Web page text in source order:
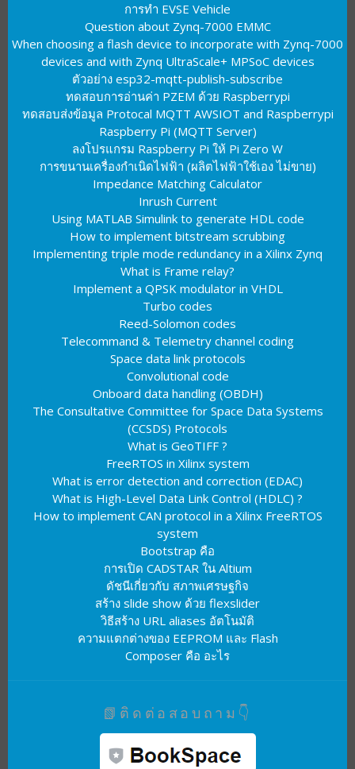
การทำ EVSE Vehicle
Question about Zynq-7000 EMMC
When choosing a flash device to incorporate with Zynq-7000
devices and with Zynq UltraScale+ MPSoC devices
ตัวอย่าง esp32-mqtt-publish-subscribe
ทดสอบการอ่านค่า PZEM ด้วย Raspberrypi
ทดสอบส่งข้อมูล Protocal MQTT AWSIOT and Raspberrypi
Raspberry Pi (MQTT Server)
ลงโปรแกรม Raspberry Pi ให้ Pi Zero W
การขนานเครื่องกำเนิดไฟฟ้า (ผลิตไฟฟ้าใช้เอง ไม่ขาย)
Impedance Matching Calculator
Inrush Current
Using MATLAB Simulink to generate HDL code
How to implement bitstream scrubbing
Implementing triple mode redundancy in a Xilinx Zynq
What is Frame relay?
Implement a QPSK modulator in VHDL
Turbo codes
Reed-Solomon codes
Telecommand & Telemetry channel coding
Space data link protocols
Convolutional code
Onboard data handling (OBDH)
The Consultative Committee for Space Data Systems
(CCSDS) Protocols
What is GeoTIFF ?
FreeRTOS in Xilinx system
What is error detection and correction (EDAC)
What is High-Level Data Link Control (HDLC) ?
How to implement CAN protocol in a Xilinx FreeRTOS
system
Bootstrap คือ
การเปิด CADSTAR ใน Altium
ดัชนีเกี่ยวกับ สภาพเศรษฐกิจ
สร้าง slide show ด้วย flexslider
วิธีสร้าง URL aliases อัตโนมัติ
ความแตกต่างของ EEPROM และ Flash
Composer คือ อะไร
📗ติดต่อสอบถาม👇